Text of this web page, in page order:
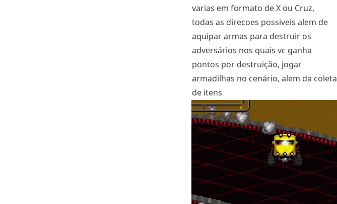
varias em formato de X ou Cruz,
todas as direcoes possiveis alem de
aquipar armas para destruir os
adversários nos quais vc ganha
pontos por destruição, jogar
armadilhas no cenário, alem da coleta
de itens